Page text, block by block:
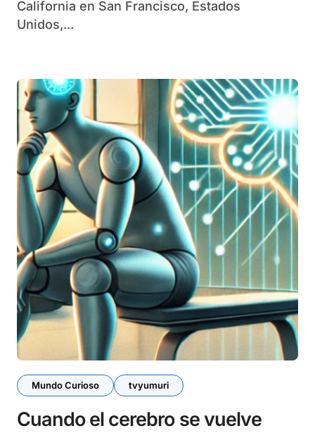
California en San Francisco, Estados
Unidos,...
Mundo Curioso tvyumuri
Cuando el cerebro se vuelve